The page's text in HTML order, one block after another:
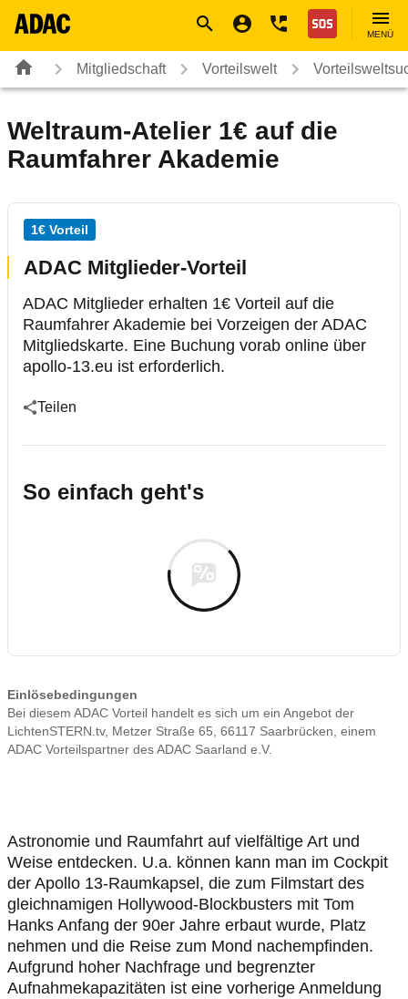
Nothilfe
MENÜ
Mitgliedschaft Vorteilswelt
Weltraum-Atelier 1€ auf die
Raumfahrer Akademie
1€ Vorteil
ADAC Mitglieder-Vorteil
ADAC Mitglieder erhalten 1€ Vorteil auf die
Raumfahrer Akademie bei Vorzeigen der ADAC
Mitgliedskarte. Eine Buchung vorab online über
apollo-13.eu ist erforderlich.
Teilen
So einfach geht's
Einlösebedingungen
Bei diesem ADAC Vorteil handelt es sich um ein Angebot der
LichtenSTERN.tv, Metzer Straße 65, 66117 Saarbrücken, einem
ADAC Vorteilspartner des ADAC Saarland e.V.
Astronomie und Raumfahrt auf vielfältige Art und
Weise entdecken. U.a. können kann man im Cockpit
der Apollo 13-Raumkapsel, die zum Filmstart des
gleichnamigen Hollywood-Blockbusters mit Tom
Hanks Anfang der 90er Jahre erbaut wurde, Platz
nehmen und die Reise zum Mond nachempfinden.
Aufgrund hoher Nachfrage und begrenzter
Aufnahmekapazitäten ist eine vorherige Anmeldung